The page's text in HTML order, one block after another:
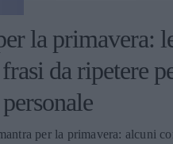
la primavera:
da ripetere
per la primavera: alcuni